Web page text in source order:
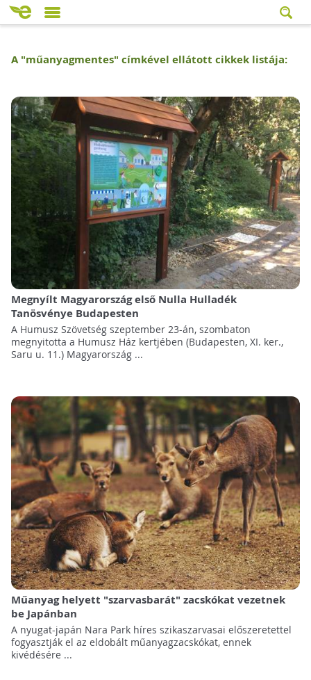
A "műanyagmentes" címkével ellátott cikkek listája:
Megnyílt Magyarország első Nulla Hulladék
Tanösvénye Budapesten
A Humusz Szövetség szeptember 23-án, szombaton
megnyitotta a Humusz Ház kertjében (Budapesten, XI. ker.,
Saru u. 11.) Magyarország ...
Műanyag helyett "szarvasbarát" zacskókat vezetnek
be Japánban
A nyugat-japán Nara Park híres szikaszarvasai előszeretettel
fogyasztják el az eldobált műanyagzacskókat, ennek
kivédésére ...